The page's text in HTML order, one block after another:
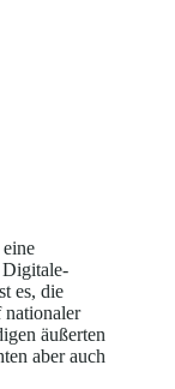
Digitale-
es, die
äußerten
aber auch